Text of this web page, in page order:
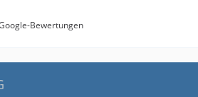
und eine reibungslose
INOVANET Web.
Bewertungen